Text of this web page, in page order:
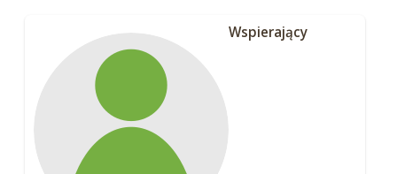
Wspierający